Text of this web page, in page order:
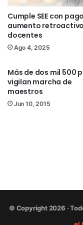
Cumple SEE con
aumento
docentes
Ago 4, 2025
Más de dos mil 500
vigilan marcha de
maestros
Jun 10, 2015
© Copyright 2026 ·